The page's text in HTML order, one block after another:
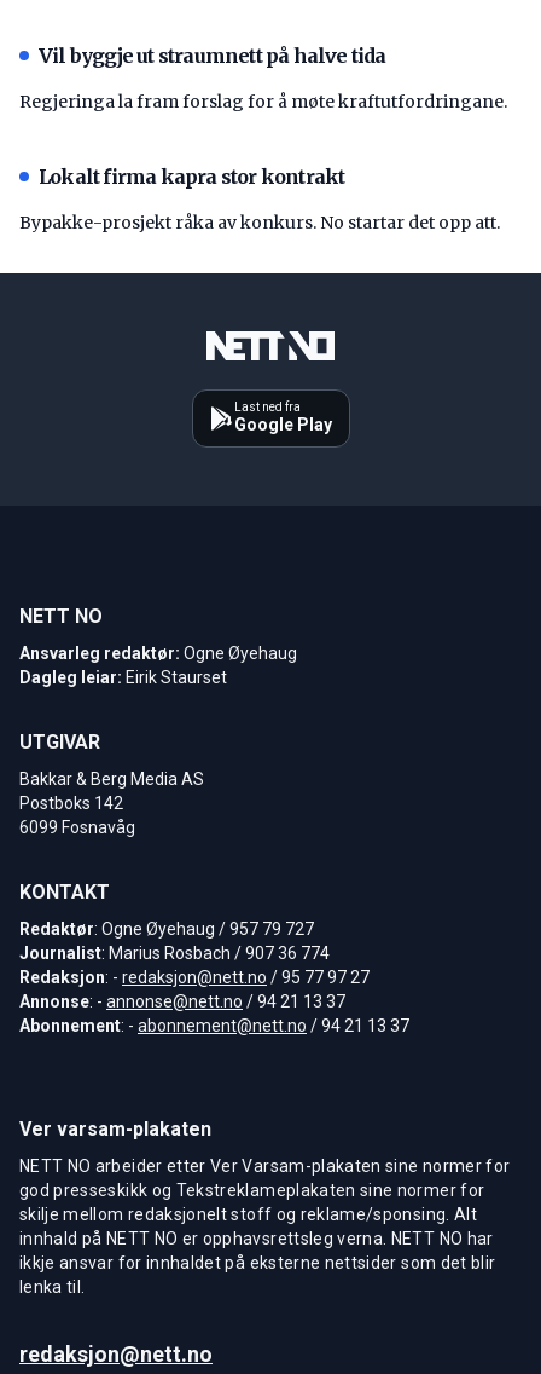
Vil byggje ut straumnett på halve tida
Regjeringa la fram forslag for å møte kraftutfordringane.
Lokalt firma kapra stor kontrakt
Bypakke-prosjekt råka av konkurs. No startar det opp att.
Last ned fra
Google Play
NETT NO
Ansvarleg redaktør: Ogne Øyehaug
Dagleg leiar: Eirik Staurset
UTGIVAR
Bakkar & Berg Media AS
Postboks 142
6099 Fosnavåg
KONTAKT
Redaktør: Ogne Øyehaug / 957 79 727
Journalist: Marius Rosbach / 907 36 774
Redaksjon: - redaksjon@nett.no / 95 77 97 27
Annonse: - annonse@nett.no / 94 21 13 37
Abonnement: - abonnement@nett.no / 94 21 13 37
Ver varsam-plakaten
NETT NO arbeider etter Ver Varsam-plakaten sine normer for
god presseskikk og Tekstreklameplakaten sine normer for
skilje mellom redaksjonelt stoff og reklame/sponsing. Alt
innhald på NETT NO er opphavsrettsleg verna. NETT NO har
ikkje ansvar for innhaldet på eksterne nettsider som det blir
lenka til.
redaksjon@nett.no